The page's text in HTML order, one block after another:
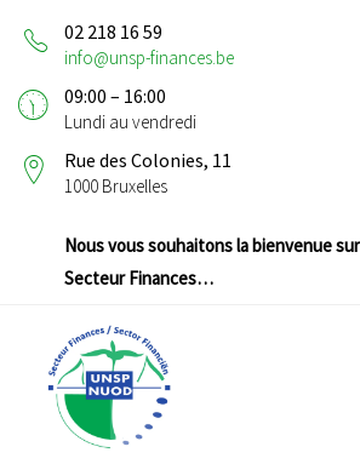
02 218 16 59
info@unsp-finances.be
09:00 – 16:00
Lundi au vendredi
Rue des Colonies, 11
1000 Bruxelles
Nous vous souhaitons la bienvenue
Secteur Finances…